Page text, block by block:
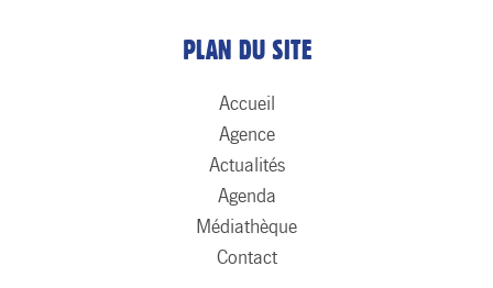
PLAN DU SITE
Accueil
Agence
Actualités
Agenda
Médiathèque
Contact